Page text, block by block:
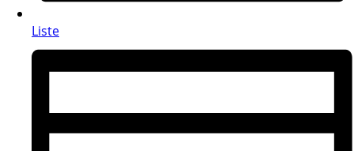
Liste